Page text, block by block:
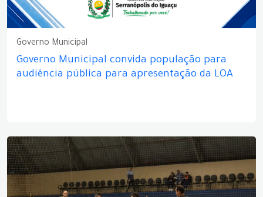
Governo Municipal
Governo Municipal convida população para
audiência pública para apresentação da LOA